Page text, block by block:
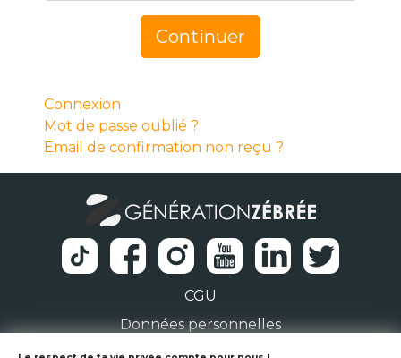
Continuer
Connexion
Mot de passe oublié ?
Email de confirmation non reçu ?
CGU
Données personnelles